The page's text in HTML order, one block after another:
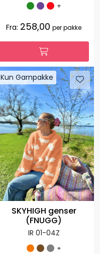
+
Fra: 258,00 per pakke
Kun Garnpakke
SKYHIGH genser
(FNUGG)
IR 01-04Z
+